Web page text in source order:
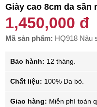
Giày cao 8cm da sần
1,450,000 đ
Mã sản phẩm: HQ918 Nâu
Bảo hành: 12 tháng.
Chất liệu: 100% Da bò.
Giao hàng: Miễn phí toàn